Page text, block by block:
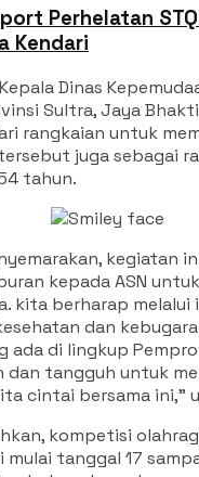
Perhelatan
Kendari
Dinas
Sultra, Jaya
rangkaian untuk
juga sebagai
tahun.
kegiatan
kepada ASN
kita berharap melalui
dan
ada di lingkup
dan tangguh untuk
cintai bersama ini,”
kompetisi
mulai tanggal 17